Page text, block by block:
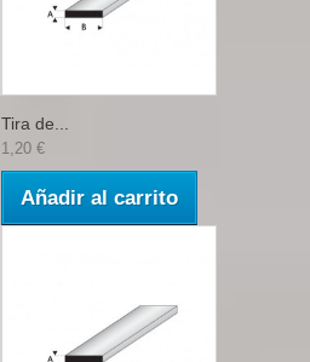
Tira de...
1,20 €
Añadir al carrito